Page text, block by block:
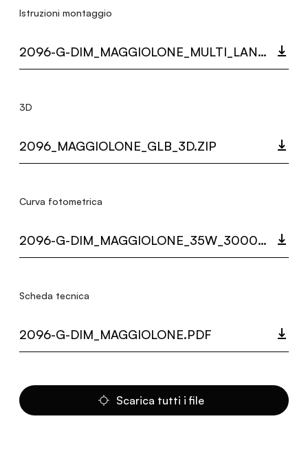
Istruzioni montaggio
2096-G-DIM_MAGGIOLONE_MULTI_LANGUAGE_9488_INST.PDF
3D
2096_MAGGIOLONE_GLB_3D.ZIP
Curva fotometrica
2096-G-DIM_MAGGIOLONE_35W_3000K_LC.ZIP
Scheda tecnica
2096-G-DIM_MAGGIOLONE.PDF
Scarica tutti i file